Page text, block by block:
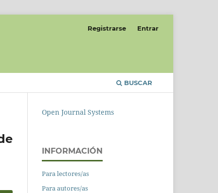
BUSCAR
Registrarse Entrar
Open Journal Systems
INFORMACIÓN
Para lectores/as
Para autores/as